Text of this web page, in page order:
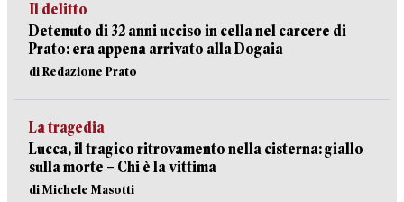
Il delitto
Detenuto di 32 anni ucciso in cella nel carcere di
Prato: era appena arrivato alla Dogaia
di Redazione Prato
La tragedia
Lucca, il tragico ritrovamento nella cisterna: giallo
sulla morte – Chi è la vittima
di Michele Masotti